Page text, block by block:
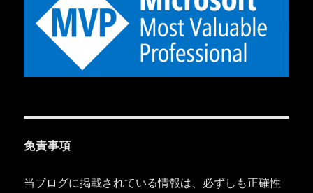
免責事項
当ブログに掲載されている情報は、必ずしも正確性